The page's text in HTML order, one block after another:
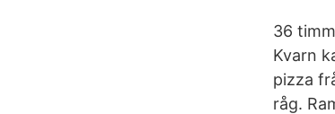
36
Kvarn
pizza
råg.